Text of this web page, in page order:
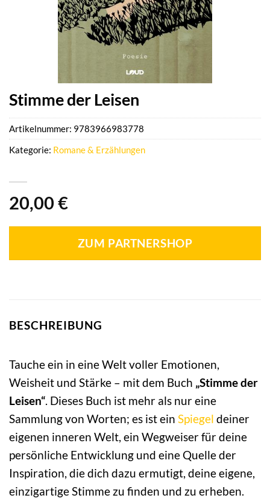
Stimme der Leisen
20,00 €
ZUM PARTNERSHOP
Artikelnummer: 9783966983778
Kategorie: Romane & Erzählungen
BESCHREIBUNG
Tauche ein in eine Welt voller Emotionen,
Weisheit und Stärke – mit dem Buch „Stimme der
Leisen“ . Dieses Buch ist mehr als nur eine
Sammlung von Worten; es ist ein Spiegel deiner
eigenen inneren Welt, ein Wegweiser für deine
persönliche Entwicklung und eine Quelle der
Inspiration, die dich dazu ermutigt, deine eigene,
einzigartige Stimme zu finden und zu erheben.